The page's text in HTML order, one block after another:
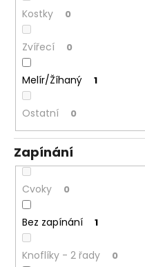
Kostky 0
Zvířecí 0
Melír/Žíhaný 1
Ostatní 0
Zapínání
Cvoky 0
Bez zapínání 1
Knoflíky - 2 řady 0